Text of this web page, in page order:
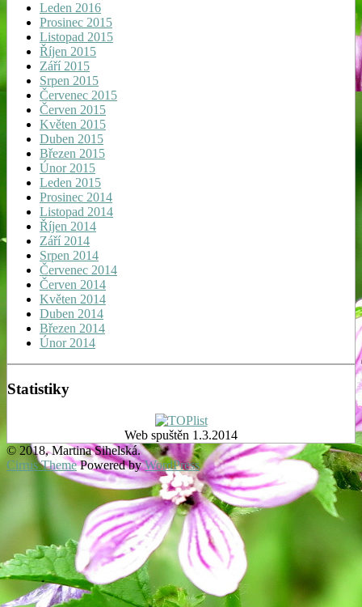
Leden 2016
Prosinec 2015
Listopad 2015
Říjen 2015
Září 2015
Srpen 2015
Červenec 2015
Červen 2015
Květen 2015
Duben 2015
Březen 2015
Únor 2015
Leden 2015
Prosinec 2014
Listopad 2014
Říjen 2014
Září 2014
Srpen 2014
Červenec 2014
Červen 2014
Květen 2014
Duben 2014
Březen 2014
Únor 2014
Statistiky
Web spuštěn 1.3.2014
© 2018, Martina Sihelská.
Cirrus ThemePowered byWordPress